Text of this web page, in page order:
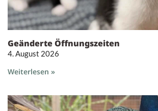
Geänderte Öffnungszeiten
4. August 2026
Weiterlesen »